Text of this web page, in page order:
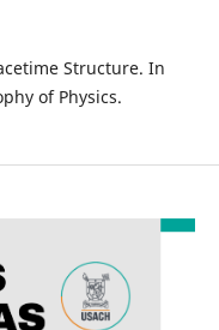
Structure. In
of Physics.